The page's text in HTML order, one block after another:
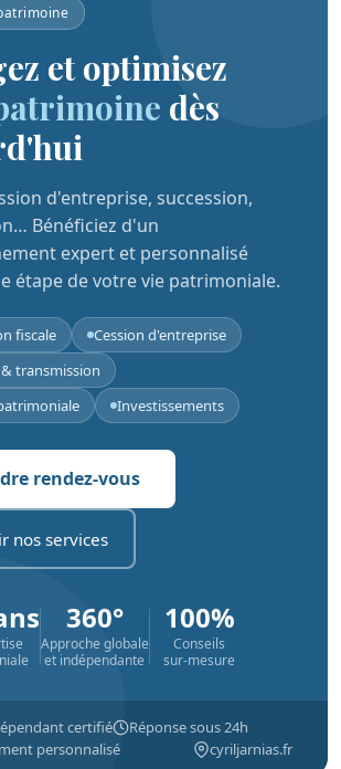
et optimisez
dès
d'entreprise, succession,
Bénéficiez d'un
expert et personnalisé
étape de votre vie patrimoniale.
fiscale
Cession d'entreprise
transmission
Investissements
rendez-vous
nos services
360°
Approche globale
et indépendante
100%
Conseils
sur-mesure
certifié
Réponse sous 24h
personnalisé
cyriljarnias.fr